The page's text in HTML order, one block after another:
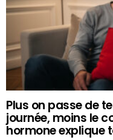
Plus on passe de
journée, moins le
hormone explique